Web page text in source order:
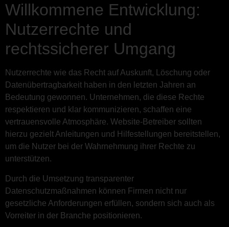
Willkommene Entwicklung:
Nutzerrechte und
rechtssicherer Umgang
Nutzerrechte wie das Recht auf Auskunft, Löschung oder
Datenübertragbarkeit haben in den letzten Jahren an
Bedeutung gewonnen. Unternehmen, die diese Rechte
respektieren und klar kommunizieren, schaffen eine
vertrauensvolle Atmosphäre. Website-Betreiber sollten
hierzu gezielt Anleitungen und Hilfestellungen bereitstellen,
um die Nutzer bei der Wahrnehmung ihrer Rechte zu
unterstützen.
Durch die Umsetzung transparenter
Datenschutzmaßnahmen können Firmen nicht nur
gesetzliche Anforderungen erfüllen, sondern sich auch als
Vorreiter in der Branche positionieren.